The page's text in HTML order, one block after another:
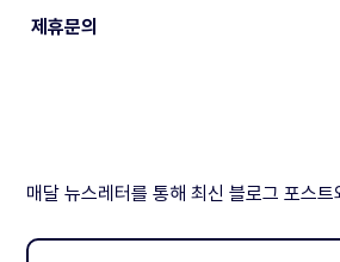
제휴문의
매달 뉴스레터를 통해 최신 블로그 포스